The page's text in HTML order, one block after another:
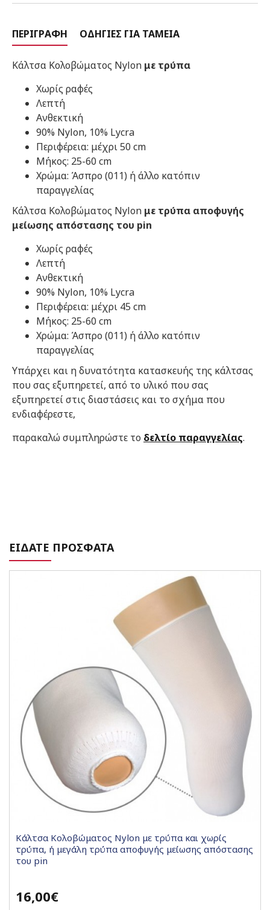
ΠΕΡΙΓΡΑΦΉ ΟΔΗΓΊΕΣ ΓΙΑ ΤΑΜΕΊΑ
Κάλτσα Κολοβώματος Nylon με τρύπα
Χωρίς ραφές
Λεπτή
Ανθεκτική
90% Nylon, 10% Lycra
Περιφέρεια: μέχρι 50 cm
Μήκος: 25-60 cm
​Χρώμα: Άσπρο (011) ή άλλο κατόπιν
παραγγελίας
Κάλτσα Κολοβώματος Nylon με τρύπα​ αποφυγής
μείωσης απόστασης του pin
Χωρίς ραφές
Λεπτή
Ανθεκτική
90% Nylon, 10% Lycra
Περιφέρεια: μέχρι 45 cm
Μήκος: 25-60 cm
​Χρώμα: Άσπρο (011) ή άλλο κατόπιν
παραγγελίας
Υπάρχει και η δυνατότητα κατασκευής της κάλτσας
που σας εξυπηρετεί, από το υλικό που σας
εξυπηρετεί στις διαστάσεις και το σχήμα που
ενδιαφέρεστε,
παρακαλώ συμπληρώστε το δελτίο παραγγελίας.
ΕΙΔΑΤΕ ΠΡΟΣΦΑΤΑ
Κάλτσα Κολοβώματος Nylon με τρύπα και χωρίς
τρύπα, ή μεγάλη τρύπα αποφυγής μείωσης απόστασης
του pin
16,00€